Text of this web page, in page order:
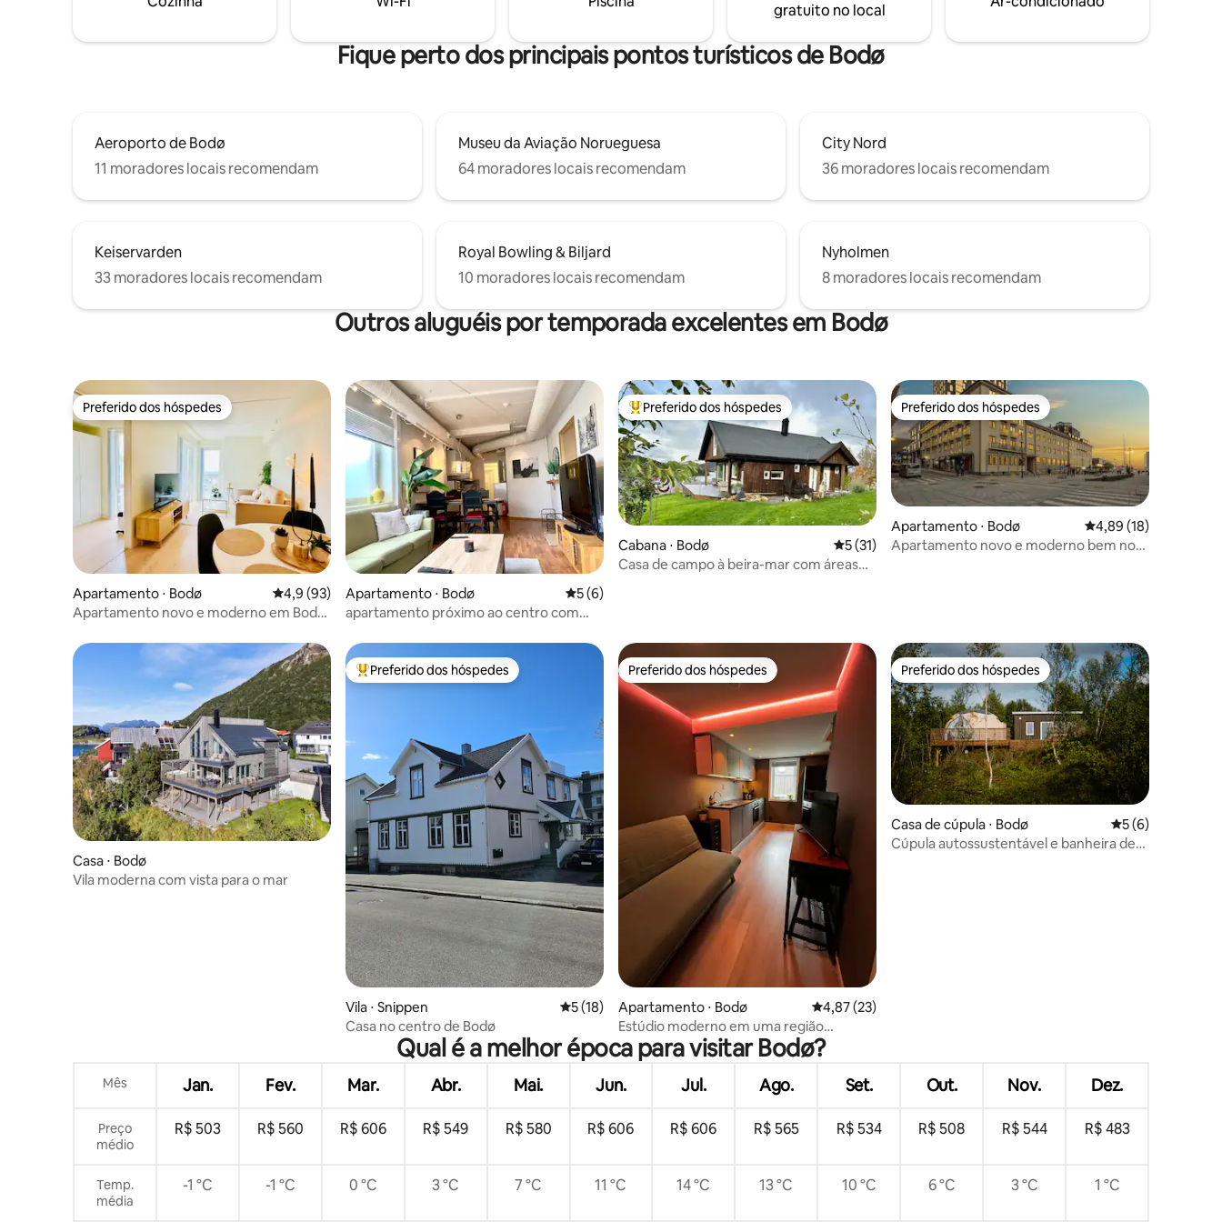
externa, Wi-Fi, TV, máquina de lavar
gratuito no local
Fique perto dos principais pontos turísticos de Bodø
Aeroporto de Bodø
11 moradores locais recomendam
Museu da Aviação Norueguesa
64 moradores locais recomendam
City Nord
36 moradores locais recomendam
Keiservarden
33 moradores locais recomendam
Royal Bowling & Biljard
10 moradores locais recomendam
Nyholmen
8 moradores locais recomendam
Outros aluguéis por temporada excelentes em Bodø
Preferido dos hóspedes
Preferido dos hóspedes
Apartamento ⋅ Bodø 4,9 de uma avaliação média de 5, 93 avaliações
4,9 (93)
Apartamento novo e moderno em Bodø!
Apartamento ⋅ Bodø 5 de uma avaliação média de 5, 6 avaliações
5 (6)
apartamento próximo ao centro com
Entre os melhores preferidos dos hóspedes
Preferido dos hóspedes
Cabana ⋅ Bodø 5 de uma avaliação média de 5, 31 avaliações
5 (31)
Casa de campo à beira-mar com áreas
Preferido dos hóspedes
Preferido dos hóspedes
Apartamento ⋅ Bodø 4,89 de uma
4,89 (18)
Apartamento novo e moderno bem no
Casa ⋅ Bodø
Vila moderna com vista para o mar
Entre os melhores preferidos dos hóspedes
Preferido dos hóspedes
Vila ⋅ Snippen 5 de uma avaliação média de 5, 18 avaliações
5 (18)
Casa no centro de Bodø
Preferido dos hóspedes
Preferido dos hóspedes
Apartamento ⋅ Bodø 4,87 de uma avaliação média de 5, 23 avaliações
4,87 (23)
Estúdio moderno em uma região
tranquila
Preferido dos hóspedes
Preferido dos hóspedes
Casa de cúpula ⋅ Bodø 5 de uma
5 (6)
Cúpula autossustentável e banheira de
Qual é a melhor época para visitar Bodø?
Mês Jan. Fev. Mar. Abr. Mai. Jun. Jul. Ago. Set. Out. Nov. Dez.
Preço
médio
R$ 503 R$ 560 R$ 606 R$ 549 R$ 580 R$ 606 R$ 606 R$ 565 R$ 534 R$ 508 R$ 544 R$ 483
Temp.
média
-1 °C -1 °C 0 °C 3 °C 7 °C 11 °C 14 °C 13 °C 10 °C 6 °C 3 °C 1 °C